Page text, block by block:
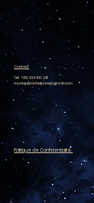
Contact
Tél: +351 934 150 241
moniquemichelprive@gmail.com
Politique de Confidentialité